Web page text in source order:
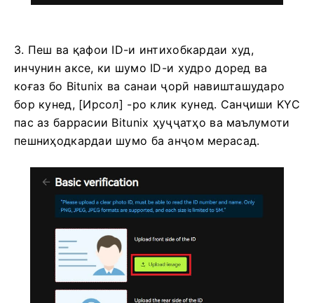
3. Пеш ва қафои ID-и интихобкардаи худ,
инчунин аксе, ки шумо ID-и худро доред ва
коғаз бо Bitunix ва санаи ҷорӣ навишташударо
бор кунед, [Ирсол] -ро клик кунед. Санҷиши KYC
пас аз баррасии Bitunix ҳуҷҷатҳо ва маълумоти
пешниҳодкардаи шумо ба анҷом мерасад.